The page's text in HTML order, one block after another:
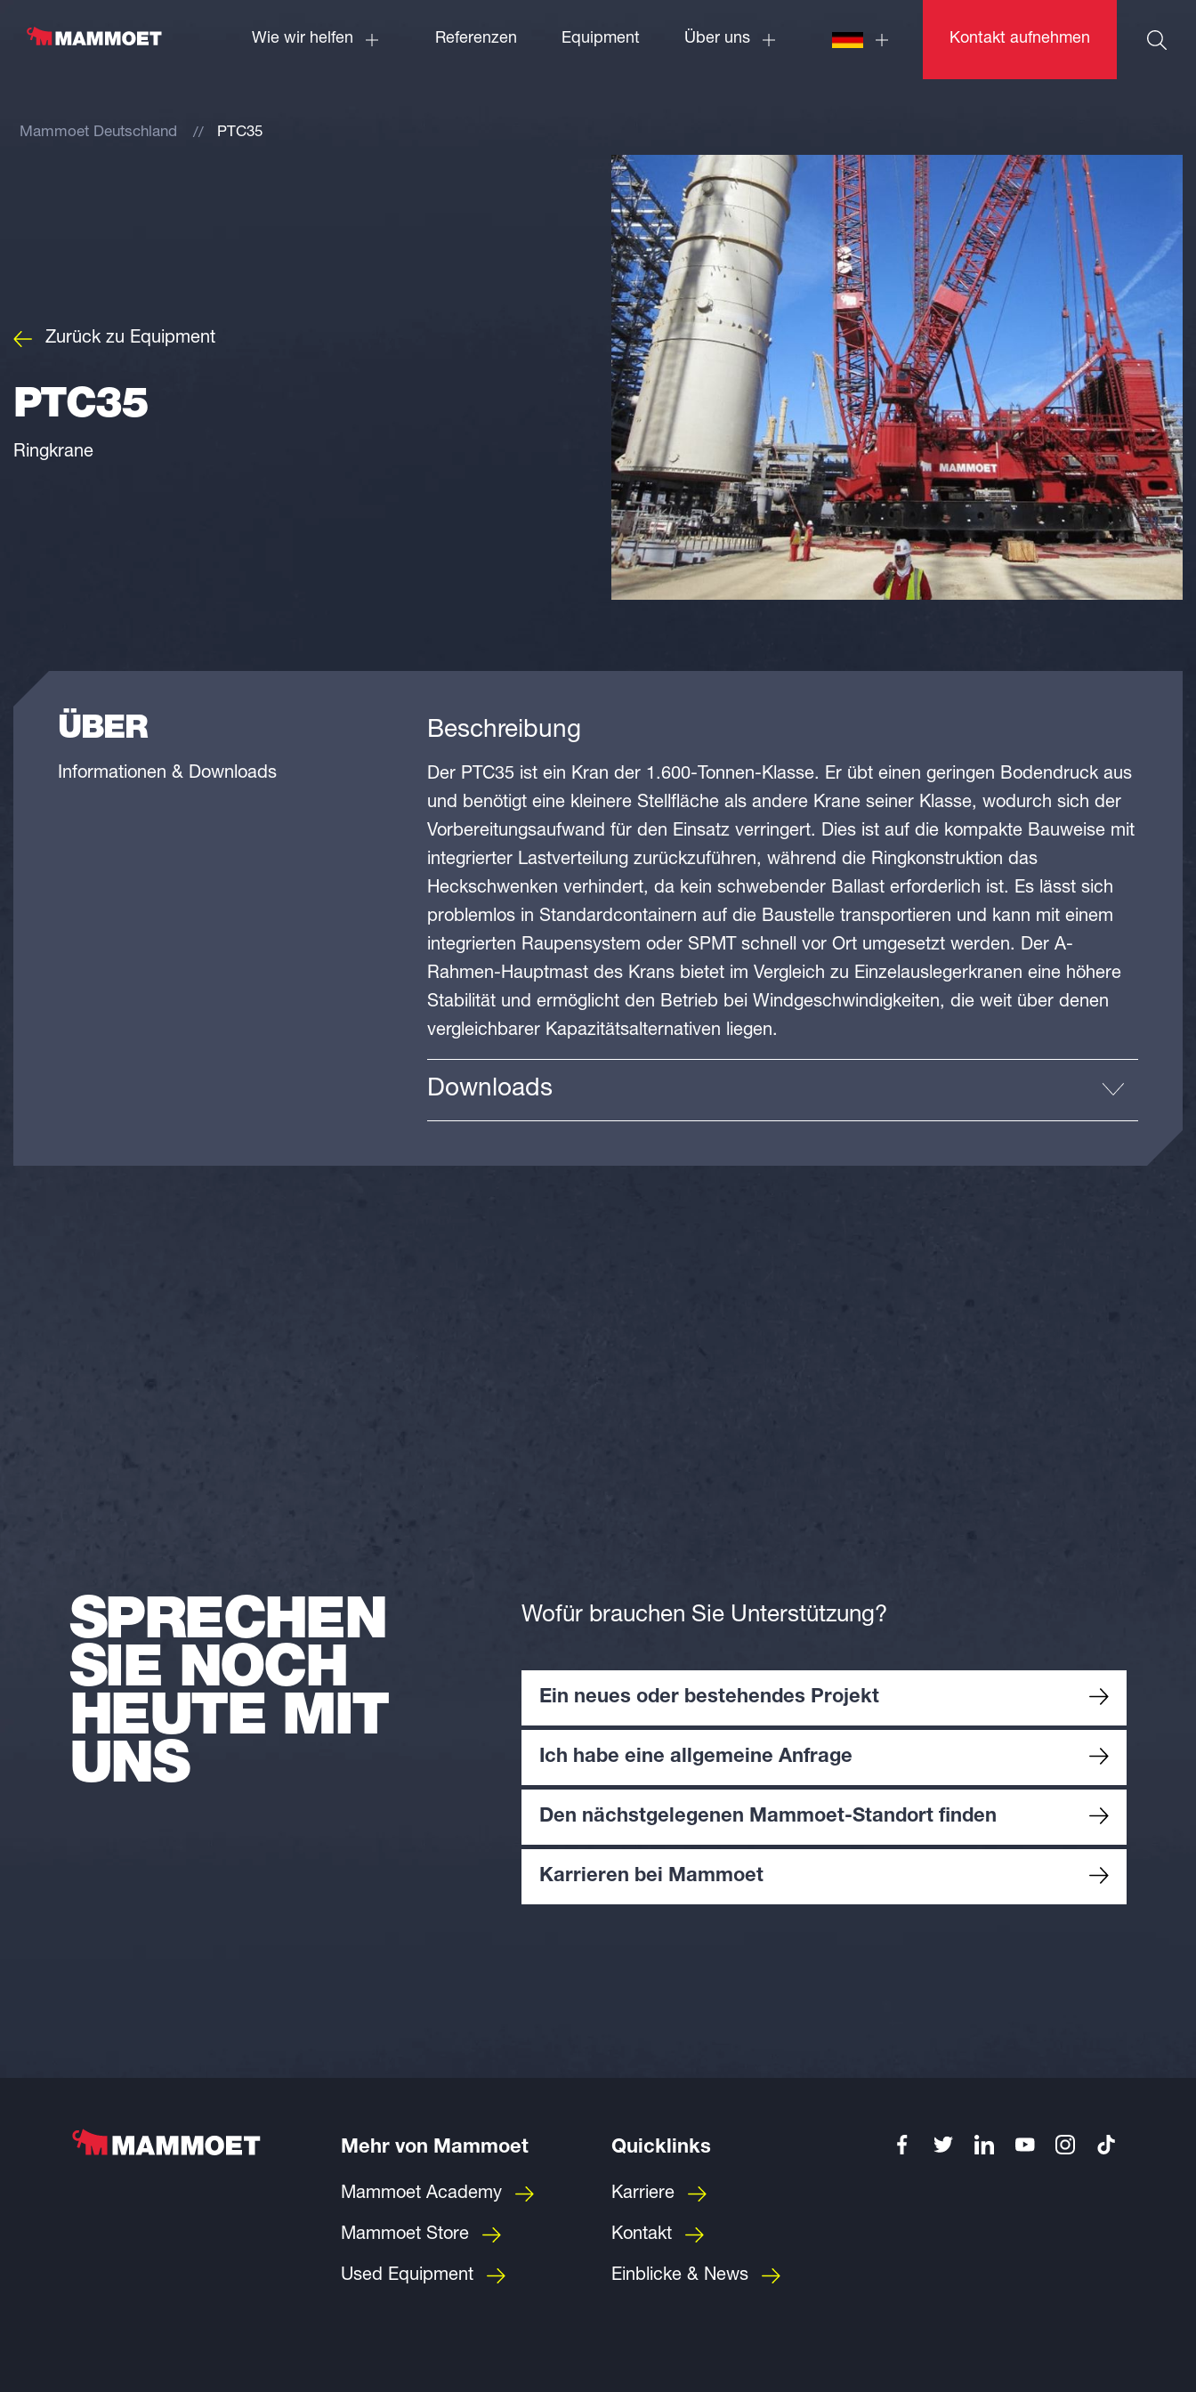
Wie wir helfen Referenzen Equipment Über uns Kontakt aufnehmen
Mammoet Deutschland PTC35
Zurück zu Equipment
PTC35
Ringkrane
ÜBER
Informationen & Downloads
Beschreibung
Der PTC35 ist ein Kran der 1.600-Tonnen-Klasse. Er übt einen geringen Bodendruck aus
und benötigt eine kleinere Stellfläche als andere Krane seiner Klasse, wodurch sich der
Vorbereitungsaufwand für den Einsatz verringert. Dies ist auf die kompakte Bauweise mit
integrierter Lastverteilung zurückzuführen, während die Ringkonstruktion das
Heckschwenken verhindert, da kein schwebender Ballast erforderlich ist. Es lässt sich
problemlos in Standardcontainern auf die Baustelle transportieren und kann mit einem
integrierten Raupensystem oder SPMT schnell vor Ort umgesetzt werden. Der A-
Rahmen-Hauptmast des Krans bietet im Vergleich zu Einzelauslegerkranen eine höhere
Stabilität und ermöglicht den Betrieb bei Windgeschwindigkeiten, die weit über denen
vergleichbarer Kapazitätsalternativen liegen.
Downloads
SPRECHEN
SIE NOCH
HEUTE MIT
UNS
Wofür brauchen Sie Unterstützung?
Ein neues oder bestehendes Projekt
Ich habe eine allgemeine Anfrage
Den nächstgelegenen Mammoet-Standort finden
Karrieren bei Mammoet
Mehr von Mammoet
Mammoet Academy
Mammoet Store
Used Equipment
Quicklinks
Karriere
Kontakt
Einblicke & News